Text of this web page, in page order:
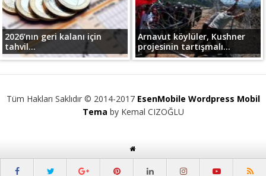
2026’nın geri kalanı için
tahvil...
Arnavut köylüler, Kushner
projesinin tartışmalı...
Tüm Hakları Saklıdır © 2014-2017 EsenMobile Wordpress Mobil
Tema by Kemal CIZOĞLU